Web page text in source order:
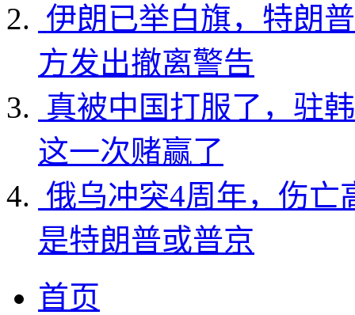
伊朗已举白旗，特朗
方发出撤离警告
真被中国打服了，驻
这一次赌赢了
俄乌冲突4周年，伤亡
是特朗普或普京
首页